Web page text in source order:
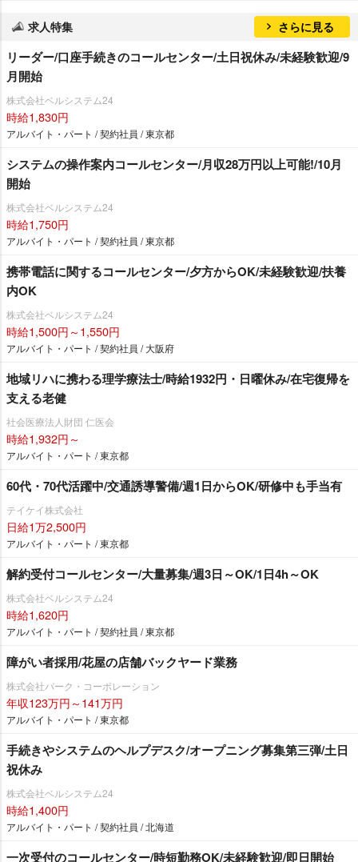
求人特集 さらに見る
リーダー/口座手続きのコールセンター/土日祝休み/未経験歓迎/9
月開始
株式会社ベルシステム24
時給1,830円
アルバイト・パート / 契約社員 / 東京都
システムの操作案内コールセンター/月収28万円以上可能!/10月
開始
株式会社ベルシステム24
時給1,750円
アルバイト・パート / 契約社員 / 東京都
携帯電話に関するコールセンター/夕方からOK/未経験歓迎/扶養
内OK
株式会社ベルシステム24
時給1,500円～1,550円
アルバイト・パート / 契約社員 / 大阪府
地域リハに携わる理学療法士/時給1932円・日曜休み/在宅復帰を
支える老健
社会医療法人財団 仁医会
時給1,932円～
アルバイト・パート / 東京都
60代・70代活躍中/交通誘導警備/週1日からOK/研修中も手当有
テイケイ株式会社
日給1万2,500円
アルバイト・パート / 東京都
解約受付コールセンター/大量募集/週3日～OK/1日4h～OK
株式会社ベルシステム24
時給1,620円
アルバイト・パート / 契約社員 / 東京都
障がい者採用/花屋の店舗バックヤード業務
株式会社パーク・コーポレーション
年収123万円～141万円
アルバイト・パート / 東京都
手続きやシステムのヘルプデスク/オープニング募集第三弾/土日
祝休み
株式会社ベルシステム24
時給1,400円
アルバイト・パート / 契約社員 / 北海道
一次受付のコールセンター/時短勤務OK/未経験歓迎/即日開始